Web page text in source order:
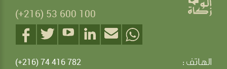
(+216) 53 600 100
الهاتف :
(+216) 74 416 782